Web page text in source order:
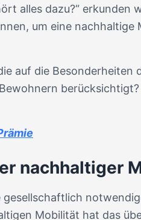
alles dazu?“ erkunden
um eine nachhaltige
auf die Besonderheiten
nachhaltiger
Mobilität hat das